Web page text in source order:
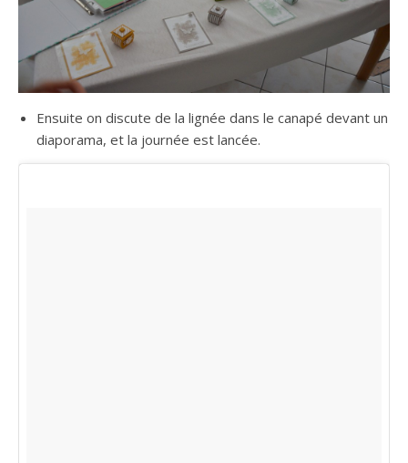
Ensuite on discute de la lignée dans le canapé devant un
diaporama, et la journée est lancée.